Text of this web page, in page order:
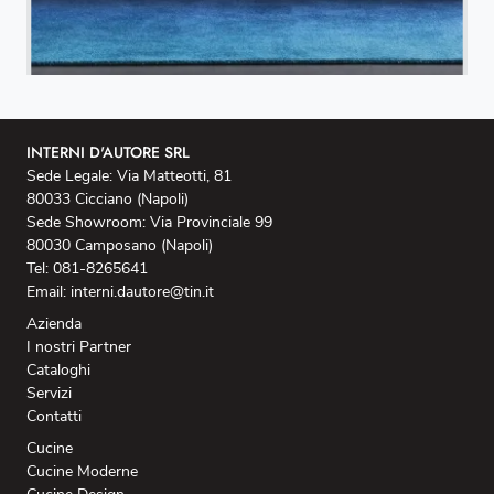
INTERNI D'AUTORE SRL
Sede Legale: Via Matteotti, 81
80033 Cicciano (Napoli)
Sede Showroom: Via Provinciale 99
80030 Camposano (Napoli)
Tel: 081-8265641
Email: interni.dautore@tin.it
Azienda
I nostri Partner
Cataloghi
Servizi
Contatti
Cucine
Cucine Moderne